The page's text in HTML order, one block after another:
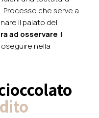
Processo che serve a
il palato del
ad osservare il
nella